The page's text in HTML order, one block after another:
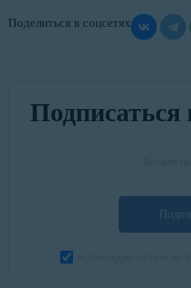
Поделиться в соцсетях